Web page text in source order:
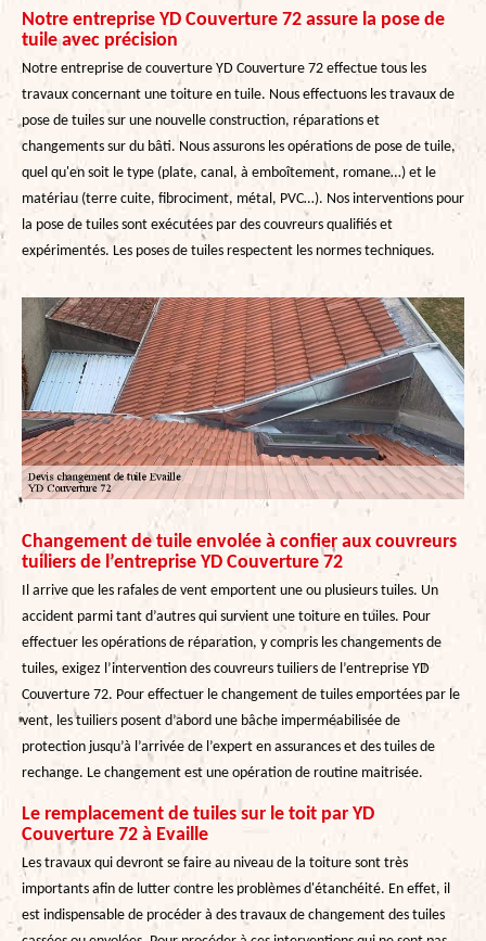
Notre entreprise YD Couverture 72 assure la pose de
tuile avec précision
Notre entreprise de couverture YD Couverture 72 effectue tous les
travaux concernant une toiture en tuile. Nous effectuons les travaux de
pose de tuiles sur une nouvelle construction, réparations et
changements sur du bâti. Nous assurons les opérations de pose de tuile,
quel qu'en soit le type (plate, canal, à emboîtement, romane…) et le
matériau (terre cuite, fibrociment, métal, PVC…). Nos interventions pour
la pose de tuiles sont exécutées par des couvreurs qualifiés et
expérimentés. Les poses de tuiles respectent les normes techniques.
Changement de tuile envolée à confier aux couvreurs
tuiliers de l’entreprise YD Couverture 72
Il arrive que les rafales de vent emportent une ou plusieurs tuiles. Un
accident parmi tant d’autres qui survient une toiture en tuiles. Pour
effectuer les opérations de réparation, y compris les changements de
tuiles, exigez l’intervention des couvreurs tuiliers de l’entreprise YD
Couverture 72. Pour effectuer le changement de tuiles emportées par le
vent, les tuiliers posent d’abord une bâche imperméabilisée de
protection jusqu’à l’arrivée de l’expert en assurances et des tuiles de
rechange. Le changement est une opération de routine maitrisée.
Le remplacement de tuiles sur le toit par YD
Couverture 72 à Evaille
Les travaux qui devront se faire au niveau de la toiture sont très
importants afin de lutter contre les problèmes d'étanchéité. En effet, il
est indispensable de procéder à des travaux de changement des tuiles